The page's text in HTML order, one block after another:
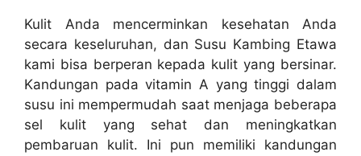
Kulit Anda mencerminkan kesehatan Anda
secara keseluruhan, dan Susu Kambing Etawa
kami bisa berperan kepada kulit yang bersinar.
Kandungan pada vitamin A yang tinggi dalam
susu ini mempermudah saat menjaga beberapa
sel kulit yang sehat dan meningkatkan
pembaruan kulit. Ini pun memiliki kandungan